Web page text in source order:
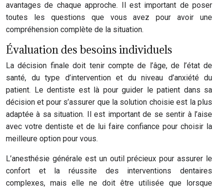
avantages de chaque approche. Il est important de poser
toutes les questions que vous avez pour avoir une
compréhension complète de la situation.
Évaluation des besoins individuels
La décision finale doit tenir compte de l’âge, de l’état de
santé, du type d’intervention et du niveau d’anxiété du
patient. Le dentiste est là pour guider le patient dans sa
décision et pour s’assurer que la solution choisie est la plus
adaptée à sa situation. Il est important de se sentir à l’aise
avec votre dentiste et de lui faire confiance pour choisir la
meilleure option pour vous.
L’anesthésie générale est un outil précieux pour assurer le
confort et la réussite des interventions dentaires
complexes, mais elle ne doit être utilisée que lorsque